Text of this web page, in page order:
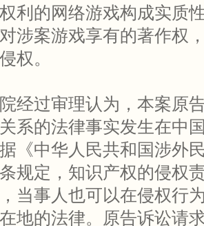
利的网络游戏构成实质
涉案游戏享有的著作权
权。
过审理认为，本案原告
系的法律事实发生在中
《中华人民共和国涉外
规定，知识产权的侵权
当事人也可以在侵权行
地的法律。原告诉讼请